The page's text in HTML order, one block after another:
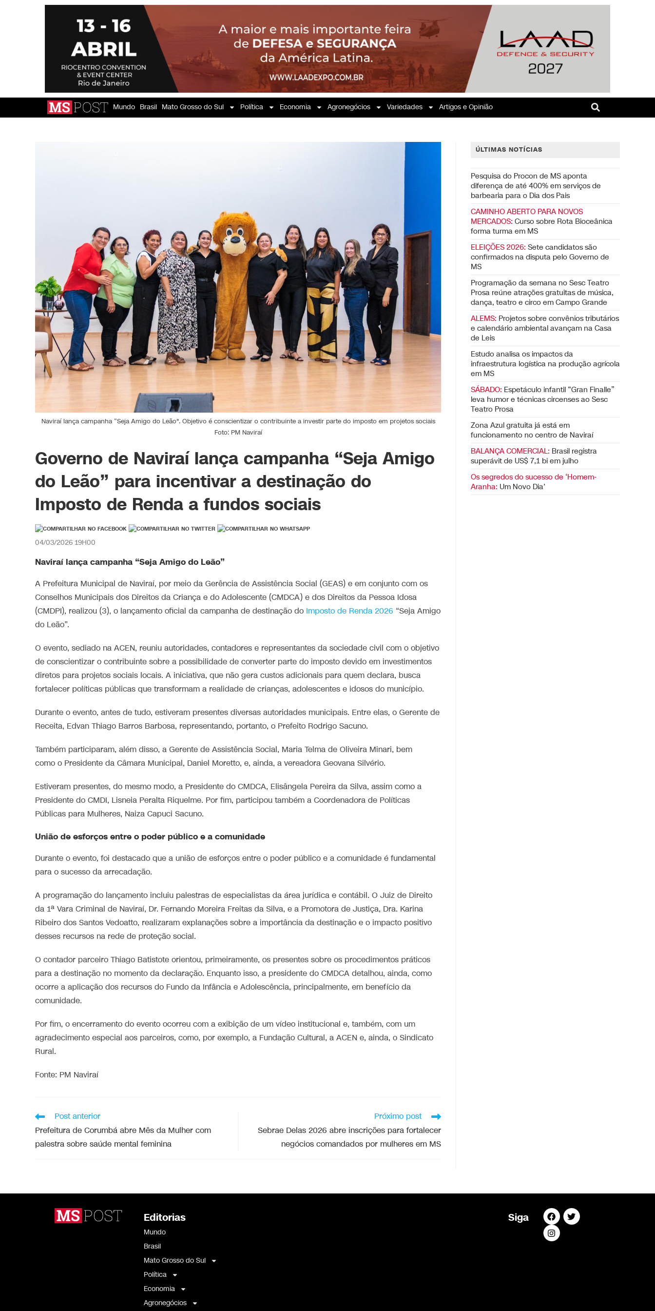
Mundo Brasil Mato Grosso do Sul Política Economia Agronegócios Variedades Artigos e Opinião
Naviraí lança campanha “Seja Amigo do Leão". Objetivo é conscientizar o contribuinte a investir parte do imposto em projetos sociais
Foto: PM Naviraí
Governo de Naviraí lança campanha “Seja Amigo
do Leão” para incentivar a destinação do
Imposto de Renda a fundos sociais
04/03/2026 19H00
Naviraí lança campanha “Seja Amigo do Leão”
A Prefeitura Municipal de Naviraí, por meio da Gerência de Assistência Social (GEAS) e em conjunto com os
Conselhos Municipais dos Direitos da Criança e do Adolescente (CMDCA) e dos Direitos da Pessoa Idosa
(CMDPI), realizou (3), o lançamento oficial da campanha de destinação do Imposto de Renda 2026 “Seja Amigo
do Leão”.
O evento, sediado na ACEN, reuniu autoridades, contadores e representantes da sociedade civil com o objetivo
de conscientizar o contribuinte sobre a possibilidade de converter parte do imposto devido em investimentos
diretos para projetos sociais locais. A iniciativa, que não gera custos adicionais para quem declara, busca
fortalecer políticas públicas que transformam a realidade de crianças, adolescentes e idosos do município.
Durante o evento, antes de tudo, estiveram presentes diversas autoridades municipais. Entre elas, o Gerente de
Receita, Edvan Thiago Barros Barbosa, representando, portanto, o Prefeito Rodrigo Sacuno.
Também participaram, além disso, a Gerente de Assistência Social, Maria Telma de Oliveira Minari, bem
como o Presidente da Câmara Municipal, Daniel Moretto, e, ainda, a vereadora Geovana Silvério.
Estiveram presentes, do mesmo modo, a Presidente do CMDCA, Elisângela Pereira da Silva, assim como a
Presidente do CMDI, Lisneia Peralta Riquelme. Por fim, participou também a Coordenadora de Políticas
Públicas para Mulheres, Naiza Capuci Sacuno.
União de esforços entre o poder público e a comunidade
Durante o evento, foi destacado que a união de esforços entre o poder público e a comunidade é fundamental
para o sucesso da arrecadação.
A programação do lançamento incluiu palestras de especialistas da área jurídica e contábil. O Juiz de Direito
da 1ª Vara Criminal de Naviraí, Dr. Fernando Moreira Freitas da Silva, e a Promotora de Justiça, Dra. Karina
Ribeiro dos Santos Vedoatto, realizaram explanações sobre a importância da destinação e o impacto positivo
desses recursos na rede de proteção social.
O contador parceiro Thiago Batistote orientou, primeiramente, os presentes sobre os procedimentos práticos
para a destinação no momento da declaração. Enquanto isso, a presidente do CMDCA detalhou, ainda, como
ocorre a aplicação dos recursos do Fundo da Infância e Adolescência, principalmente, em benefício da
comunidade.
Por fim, o encerramento do evento ocorreu com a exibição de um vídeo institucional e, também, com um
agradecimento especial aos parceiros, como, por exemplo, a Fundação Cultural, a ACEN e, ainda, o Sindicato
Rural.
Fonte: PM Naviraí
Post anterior
Prefeitura de Corumbá abre Mês da Mulher com
palestra sobre saúde mental feminina
Próximo post
Sebrae Delas 2026 abre inscrições para fortalecer
negócios comandados por mulheres em MS
ÚLTIMAS NOTÍCIAS
Pesquisa do Procon de MS aponta
diferença de até 400% em serviços de
barbearia para o Dia dos Pais
CAMINHO ABERTO PARA NOVOS
MERCADOS: Curso sobre Rota Bioceânica
forma turma em MS
ELEIÇÕES 2026: Sete candidatos são
confirmados na disputa pelo Governo de
MS
Programação da semana no Sesc Teatro
Prosa reúne atrações gratuitas de música,
dança, teatro e circo em Campo Grande
ALEMS: Projetos sobre convênios tributários
e calendário ambiental avançam na Casa
de Leis
Estudo analisa os impactos da
infraestrutura logística na produção agrícola
em MS
SÁBADO: Espetáculo infantil “Gran Finalle”
leva humor e técnicas circenses ao Sesc
Teatro Prosa
Zona Azul gratuita já está em
funcionamento no centro de Naviraí
BALANÇA COMERCIAL: Brasil registra
superávit de US$ 7,1 bi em julho
Os segredos do sucesso de ‘Homem-
Aranha: Um Novo Dia’
Editorias
Mundo
Brasil
Mato Grosso do Sul
Política
Economia
Agronegócios
Siga